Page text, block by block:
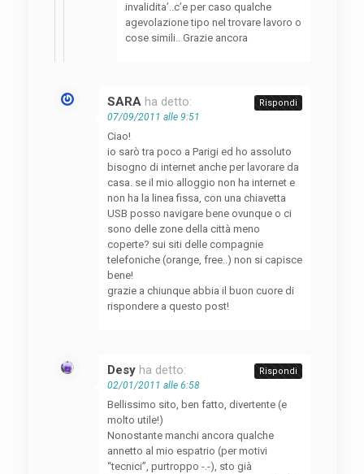
invalidita’..c’e per caso qualche
agevolazione tipo nel trovare lavoro o
cose simili.. Grazie ancora
SARA ha detto:
07/09/2011 alle 9:51
Ciao!
io sarò tra poco a Parigi ed ho assoluto
bisogno di internet anche per lavorare da
casa. se il mio alloggio non ha internet e
non ha la linea fissa, con una chiavetta
USB posso navigare bene ovunque o ci
sono delle zone della città meno
coperte? sui siti delle compagnie
telefoniche (orange, free..) non si capisce
bene!
grazie a chiunque abbia il buon cuore di
rispondere a questo post!
Rispondi
Desy ha detto:
02/01/2011 alle 6:58
Bellissimo sito, ben fatto, divertente (e
molto utile!)
Nonostante manchi ancora qualche
annetto al mio espatrio (per motivi
“tecnici”, purtroppo -.-), sto già
Rispondi